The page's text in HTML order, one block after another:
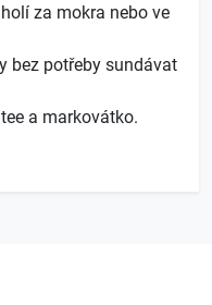
za mokra nebo ve
bez potřeby sundávat
a markovátko.